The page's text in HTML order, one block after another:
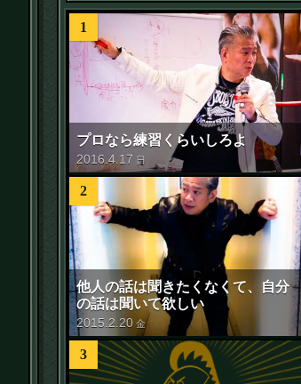
1
プロなら練習くらいしろよ
2016 .4.17 日
2
他人の話は聞きたくなくて、自分
の話は聞いて欲しい
2015 2 20 金
3